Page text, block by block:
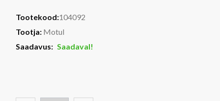
Tootekood:104092
Tootja: Motul
Saadavus: Saadaval!